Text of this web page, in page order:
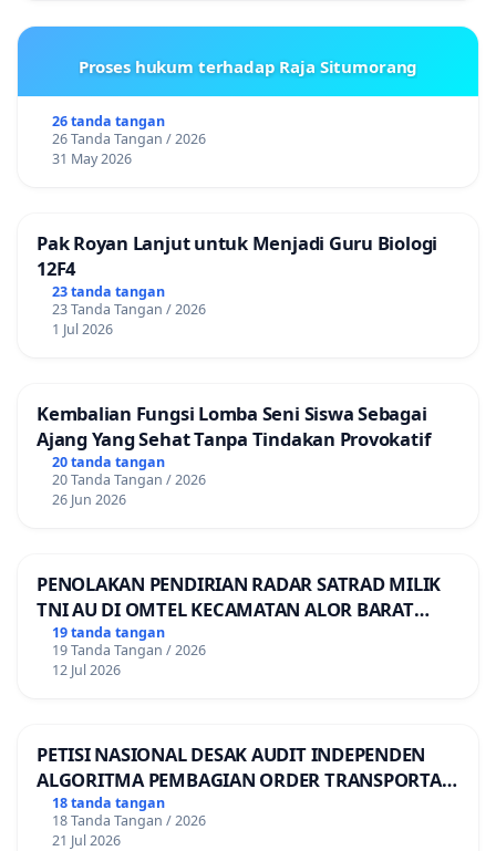
Proses hukum terhadap Raja Situmorang
26 tanda tangan
26 Tanda Tangan / 2026
31 May 2026
Pak Royan Lanjut untuk Menjadi Guru Biologi
12F4
23 tanda tangan
23 Tanda Tangan / 2026
1 Jul 2026
Kembalian Fungsi Lomba Seni Siswa Sebagai
Ajang Yang Sehat Tanpa Tindakan Provokatif
20 tanda tangan
20 Tanda Tangan / 2026
26 Jun 2026
PENOLAKAN PENDIRIAN RADAR SATRAD MILIK
TNI AU DI OMTEL KECAMATAN ALOR BARAT
LAUT, KABUPATEN ALOR
19 tanda tangan
19 Tanda Tangan / 2026
12 Jul 2026
PETISI NASIONAL DESAK AUDIT INDEPENDEN
ALGORITMA PEMBAGIAN ORDER TRANSPORTASI
ONLINE
18 tanda tangan
18 Tanda Tangan / 2026
21 Jul 2026